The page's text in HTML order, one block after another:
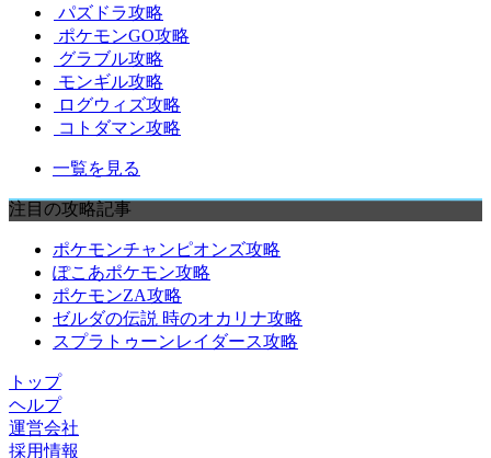
パズドラ攻略
ポケモンGO攻略
グラブル攻略
モンギル攻略
ログウィズ攻略
コトダマン攻略
一覧を見る
注目の攻略記事
ポケモンチャンピオンズ攻略
ぽこあポケモン攻略
ポケモンZA攻略
ゼルダの伝説 時のオカリナ攻略
スプラトゥーンレイダース攻略
トップ
ヘルプ
運営会社
採用情報